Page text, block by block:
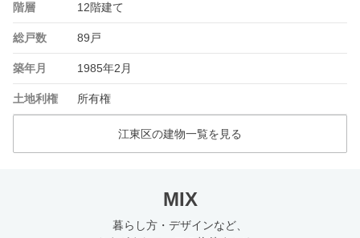
階層 12階建て
総戸数 89戸
築年月 1985年2月
土地利権 所有権
江東区の建物一覧を見る
MIX
暮らし方・デザインなど、